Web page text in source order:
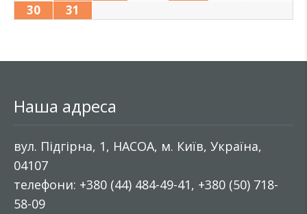
30
31
Наша адреса
вул. Підгірна, 1, НАСОА, м. Київ, Україна,
04107
телефони: +380 (44) 484-49-41, +380 (50) 718-
58-09